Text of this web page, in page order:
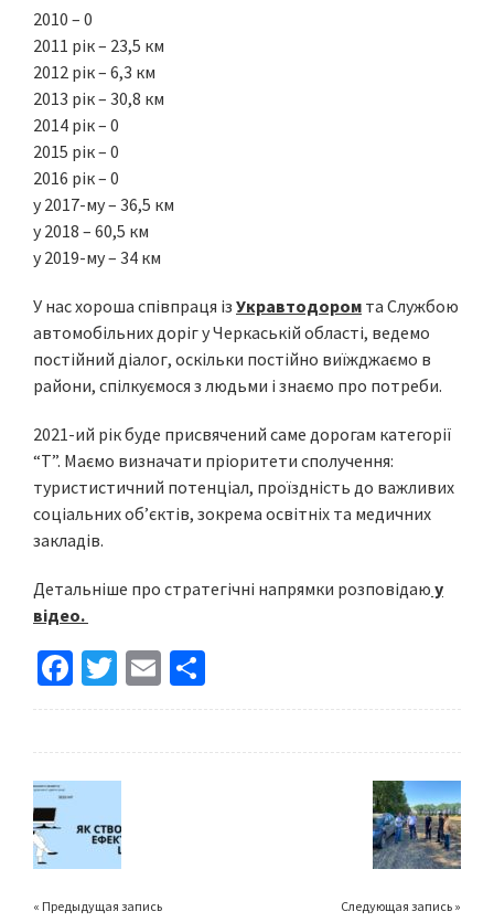
2010 – 0
2011 рік – 23,5 км
2012 рік – 6,3 км
2013 рік – 30,8 км
2014 рік – 0
2015 рік – 0
2016 рік – 0
у 2017-му – 36,5 км
у 2018 – 60,5 км
у 2019-му – 34 км
У нас хороша співпраця із Укравтодором та Службою
автомобільних доріг у Черкаській області, ведемо
постійний діалог, оскільки постійно виїжджаємо в
райони, спілкуємося з людьми і знаємо про потреби.
2021-ий рік буде присвячений саме дорогам категорії
“Т”. Маємо визначати пріоритети сполучення:
туристистичний потенціал, проїздність до важливих
соціальних об’єктів, зокрема освітніх та медичних
закладів.
Детальніше про стратегічні напрямки розповідаю у
відео.
Fa
ce
o
k
T
wi
er
E
m h
« Предыдущая запись Следующая запись »